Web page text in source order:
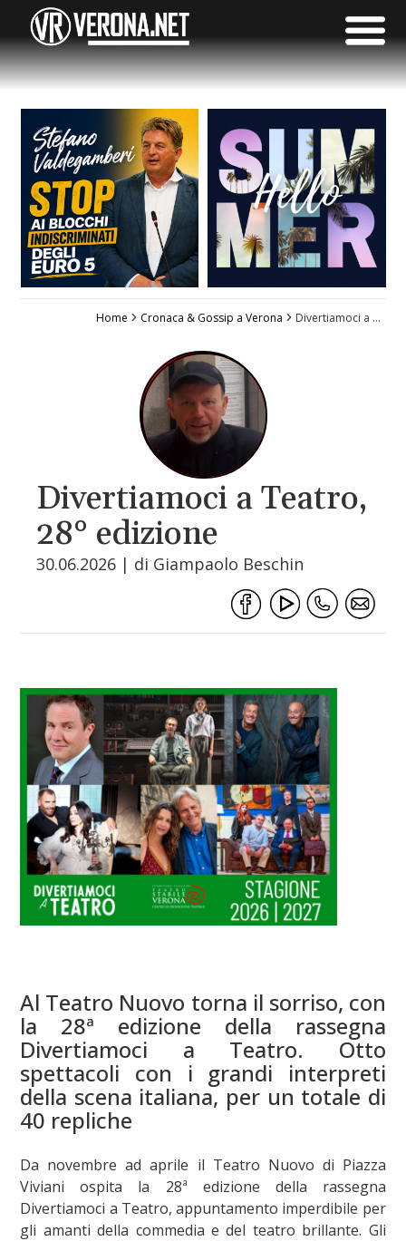
Home Cronaca & Gossip a Verona Divertiamoci a Teatro, 28° edizione
Divertiamoci a Teatro,
28° edizione
30.06.2026 | di Giampaolo Beschin
Al Teatro Nuovo torna il sorriso, con
la 28ª edizione della rassegna
Divertiamoci a Teatro. Otto
spettacoli con i grandi interpreti
della scena italiana, per un totale di
40 repliche
Da novembre ad aprile il Teatro Nuovo di Piazza
Viviani ospita la 28ª edizione della rassegna
Divertiamoci a Teatro, appuntamento imperdibile per
gli amanti della commedia e del teatro brillante. Gli